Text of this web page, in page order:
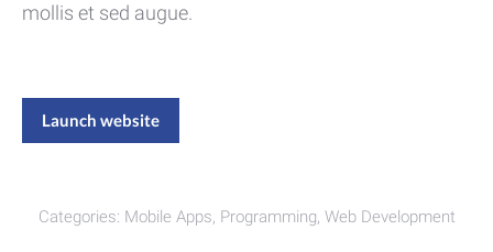
mollis et sed augue.
Launch website
Categories: Mobile Apps, Programming, Web Development